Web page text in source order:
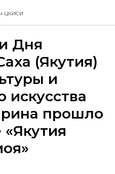
ЦКИСИ
Дня
(Якутия)
и
искусства
прошло